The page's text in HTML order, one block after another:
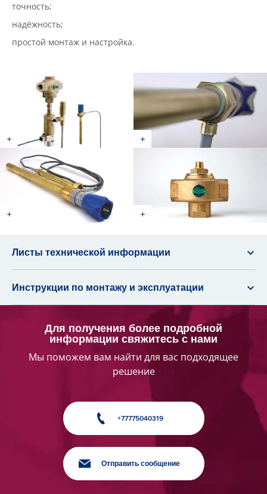
точность;
надёжность;
простой монтаж и настройка.
Листы технической информации
Инструкции по монтажу и эксплуатации
Для получения более подробной
информации свяжитесь с нами
Мы поможем вам найти для вас подходящее
решение
+77775040319
Отправить сообщение